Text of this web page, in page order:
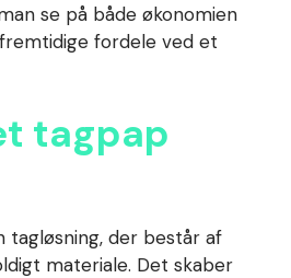
se på både økonomien
fordele ved et
tagpap
tagløsning, der består af
materiale. Det skaber